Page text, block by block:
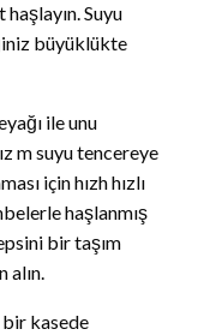
Suyu
büyüklükte
ile unu
m suyu tencereye
için hızh hızlı
haşlanmış
bir taşım
alın.
bir kasede